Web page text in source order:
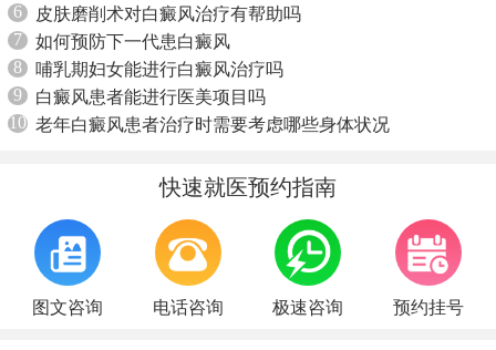
6
皮肤磨削术对白癜风治疗有帮助吗
7
如何预防下一代患白癜风
8
哺乳期妇女能进行白癜风治疗吗
9
白癜风患者能进行医美项目吗
10 老年白癜风患者治疗时需要考虑哪些身体状况
快速就医预约指南
图文咨询 电话咨询 极速咨询 预约挂号